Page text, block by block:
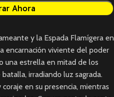
Ahora
y la Espada Flamígera en
encarnación viviente del poder
una estrella en mitad de los
irradiando luz sagrada.
en su presencia, mientras